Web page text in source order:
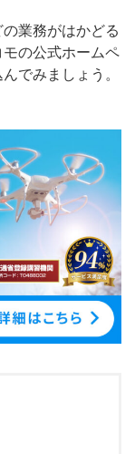
業務がはかどる
の公式ホームペ
でみましょう。